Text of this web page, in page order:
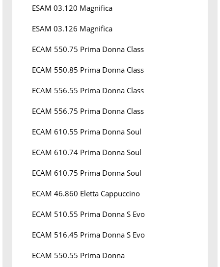
ESAM 03.120 Magnifica
ESAM 03.126 Magnifica
ECAM 550.75 Prima Donna Class
ECAM 550.85 Prima Donna Class
ECAM 556.55 Prima Donna Class
ECAM 556.75 Prima Donna Class
ECAM 610.55 Prima Donna Soul
ECAM 610.74 Prima Donna Soul
ECAM 610.75 Prima Donna Soul
ECAM 46.860 Eletta Cappuccino
ECAM 510.55 Prima Donna S Evo
ECAM 516.45 Prima Donna S Evo
ECAM 550.55 Prima Donna